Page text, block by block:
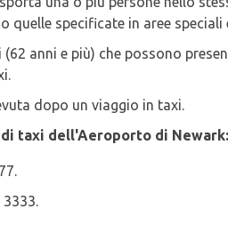
quelle specificate in aree
(62 anni e più) che possono
dopo un viaggio in taxi.
taxi dell'Aeroporto di Newark: